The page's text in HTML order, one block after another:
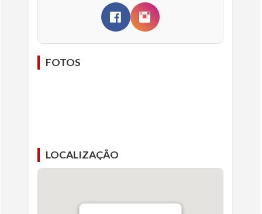
FOTOS
LOCALIZAÇÃO